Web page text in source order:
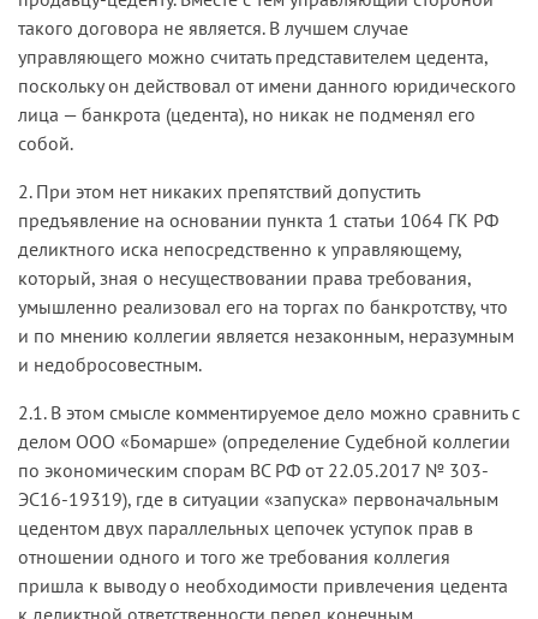
такого договора не является. В лучшем случае
управляющего можно считать представителем цедента,
поскольку он действовал от имени данного юридического
лица — банкрота (цедента), но никак не подменял его
собой.
2. При этом нет никаких препятствий допустить
предъявление на основании пункта 1 статьи 1064 ГК РФ
деликтного иска непосредственно к управляющему,
который, зная о несуществовании права требования,
умышленно реализовал его на торгах по банкротству, что
и по мнению коллегии является незаконным, неразумным
и недобросовестным.
2.1. В этом смысле комментируемое дело можно сравнить с
делом ООО «Бомарше» (определение Судебной коллегии
по экономическим спорам ВС РФ от 22.05.2017 № 303-
ЭС16-19319), где в ситуации «запуска» первоначальным
цедентом двух параллельных цепочек уступок прав в
отношении одного и того же требования коллегия
пришла к выводу о необходимости привлечения цедента
к деликтной ответственности перед конечным